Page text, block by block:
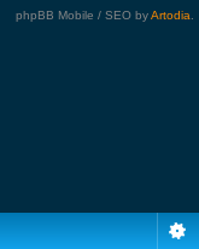
phpBB Mobile / SEO byArtodia